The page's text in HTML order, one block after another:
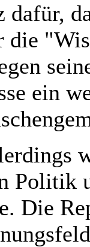
dafür,
die
ein
Politik
Die